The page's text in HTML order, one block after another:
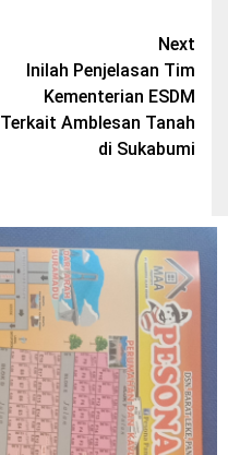
Next
Inilah Penjelasan Tim
Kementerian ESDM
Terkait Amblesan Tanah
di Sukabumi